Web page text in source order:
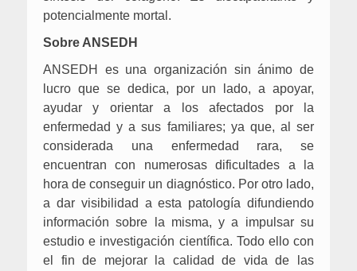
potencialmente mortal.
Sobre ANSEDH
ANSEDH es una organización sin ánimo de
lucro que se dedica, por un lado, a apoyar,
ayudar y orientar a los afectados por la
enfermedad y a sus familiares; ya que, al ser
considerada una enfermedad rara, se
encuentran con numerosas dificultades a la
hora de conseguir un diagnóstico. Por otro lado,
a dar visibilidad a esta patología difundiendo
información sobre la misma, y a impulsar su
estudio e investigación científica. Todo ello con
el fin de mejorar la calidad de vida de las